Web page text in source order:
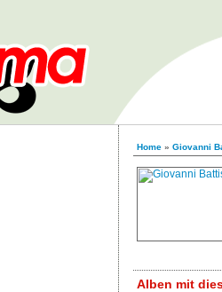
Home » Giovanni
Alben mit